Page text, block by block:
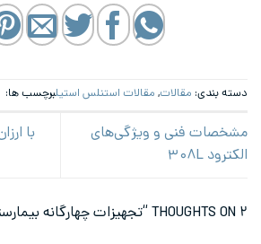
دسته بندی: مقالات, مقالات استنلس استیلبرچسب ها:
مشخصات فنی و ویژگی‌های
الکترود ۳۰۸L
با
۲ THOUGHTS ON “ تجهیزات چهارگانه